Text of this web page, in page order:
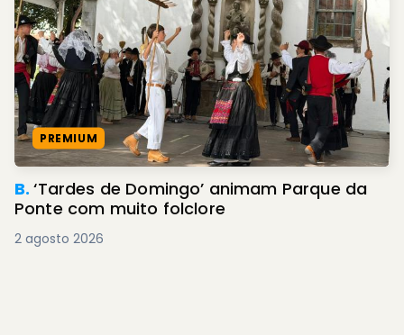
PREMIUM
B.‘Tardes de Domingo’ animam Parque da
Ponte com muito folclore
2 agosto 2026